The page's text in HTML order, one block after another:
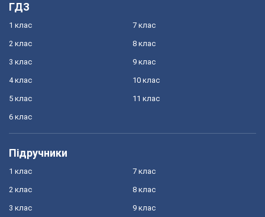
ГДЗ
1 клас
2 клас
3 клас
4 клас
5 клас
6 клас
7 клас
8 клас
9 клас
10 клас
11 клас
Підручники
1 клас
2 клас
3 клас
7 клас
8 клас
9 клас